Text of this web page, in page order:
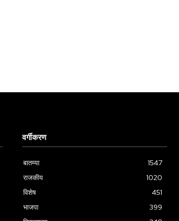
वर्गीकरण
बातम्या
1547
राजकीय
1020
विशेष
451
भाजपा
399